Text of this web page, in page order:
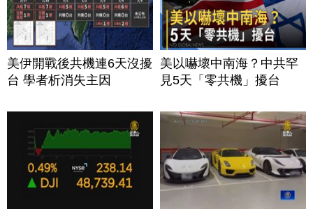
美伊開戰後共機連6天沒擾
台 學者析消失主因
美以嚇壞中南海？中共罕
見5天「零共機」擾台